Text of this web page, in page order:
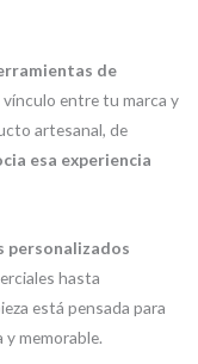
de
entre tu marca y
artesanal, de
esa experiencia
personalizados
hasta
está pensada para
y memorable.